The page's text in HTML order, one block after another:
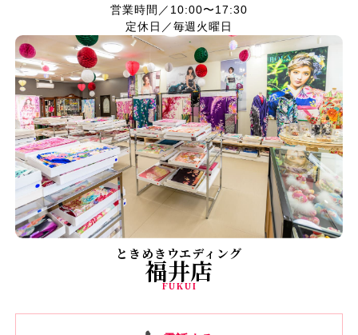
営業時間／10:00〜17:30
定休日／毎週火曜日
ときめきウエディング
福井店
FUKUI